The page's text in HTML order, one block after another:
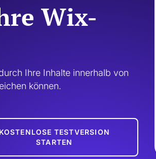
Wix-
Ihre Inhalte innerhalb von
können.
KOSTENLOSE TESTVERSION
STARTEN